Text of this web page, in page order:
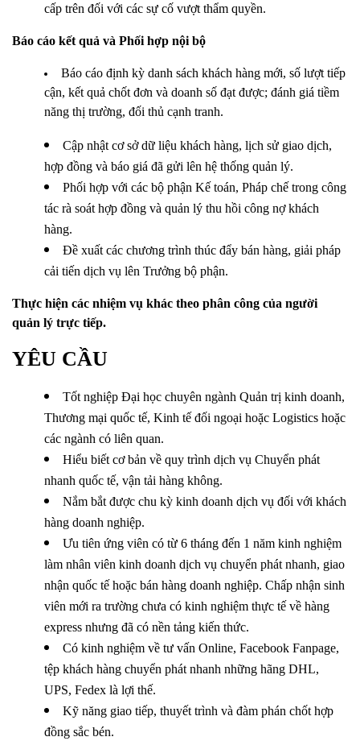
cấp trên đối với các sự cố vượt thẩm quyền.
Báo cáo kết quả và Phối hợp nội bộ
Báo cáo định kỳ danh sách khách hàng mới, số lượt tiếp
cận, kết quả chốt đơn và doanh số đạt được; đánh giá tiềm
năng thị trường, đối thủ cạnh tranh.
Cập nhật cơ sở dữ liệu khách hàng, lịch sử giao dịch,
hợp đồng và báo giá đã gửi lên hệ thống quản lý.
Phối hợp với các bộ phận Kế toán, Pháp chế trong công
tác rà soát hợp đồng và quản lý thu hồi công nợ khách
hàng.
Đề xuất các chương trình thúc đẩy bán hàng, giải pháp
cải tiến dịch vụ lên Trưởng bộ phận.
Thực hiện các nhiệm vụ khác theo phân công của người
quản lý trực tiếp.
YÊU CẦU
Tốt nghiệp Đại học chuyên ngành Quản trị kinh doanh,
Thương mại quốc tế, Kinh tế đối ngoại hoặc Logistics hoặc
các ngành có liên quan.
Hiểu biết cơ bản về quy trình dịch vụ Chuyển phát
nhanh quốc tế, vận tải hàng không.
Nắm bắt được chu kỳ kinh doanh dịch vụ đối với khách
hàng doanh nghiệp.
Ưu tiên ứng viên có từ 6 tháng đến 1 năm kinh nghiệm
làm nhân viên kinh doanh dịch vụ chuyển phát nhanh, giao
nhận quốc tế hoặc bán hàng doanh nghiệp. Chấp nhận sinh
viên mới ra trường chưa có kinh nghiệm thực tế về hàng
express nhưng đã có nền tảng kiến thức.
Có kinh nghiệm về tư vấn Online, Facebook Fanpage,
tệp khách hàng chuyển phát nhanh những hãng DHL,
UPS, Fedex là lợi thế.
Kỹ năng giao tiếp, thuyết trình và đàm phán chốt hợp
đồng sắc bén.